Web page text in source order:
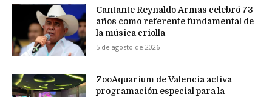
Cantante Reynaldo Armas celebró 73
años como referente fundamental de
la música criolla
5 de agosto de 2026
ZooAquarium de Valencia activa
programación especial para la